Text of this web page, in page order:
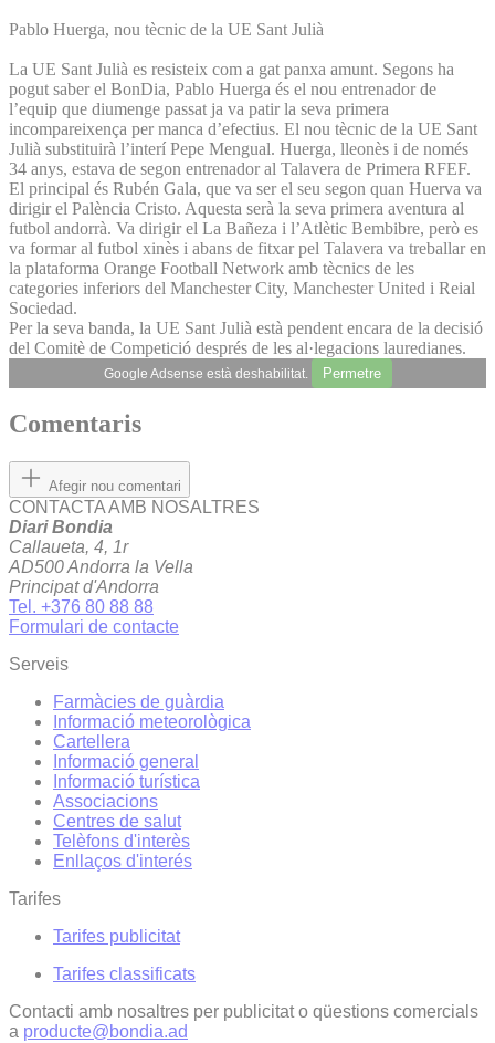
Pablo Huerga, nou tècnic de la UE Sant Julià
La UE Sant Julià es resisteix com a gat panxa amunt. Segons ha
pogut saber el BonDia, Pablo Huerga és el nou entrenador de
l’equip que diumenge passat ja va patir la seva primera
incompareixença per manca d’efectius. El nou tècnic de la UE Sant
Julià substituirà l’interí Pepe Mengual. Huerga, lleonès i de només
34 anys, estava de segon entrenador al Talavera de Primera RFEF.
El principal és Rubén Gala, que va ser el seu segon quan Huerva va
dirigir el Palència Cristo. Aquesta serà la seva primera aventura al
futbol andorrà. Va dirigir el La Bañeza i l’Atlètic Bembibre, però es
va formar al futbol xinès i abans de fitxar pel Talavera va treballar en
la plataforma Orange Football Network amb tècnics de les
categories inferiors del Manchester City, Manchester United i Reial
Sociedad.
Per la seva banda, la UE Sant Julià està pendent encara de la decisió
del Comitè de Competició després de les al·legacions lauredianes.
Google Adsense està deshabilitat. Permetre
Comentaris
Afegir nou comentari
CONTACTA AMB NOSALTRES
Diari Bondia
Callaueta, 4, 1r
AD500 Andorra la Vella
Principat d'Andorra
Tel. +376 80 88 88
Formulari de contacte
Serveis
Farmàcies de guàrdia
Informació meteorològica
Cartellera
Informació general
Informació turística
Associacions
Centres de salut
Telèfons d'interès
Enllaços d'interés
Tarifes
Tarifes publicitat
Tarifes classificats
Contacti amb nosaltres per publicitat o qüestions comercials
a producte@bondia.ad